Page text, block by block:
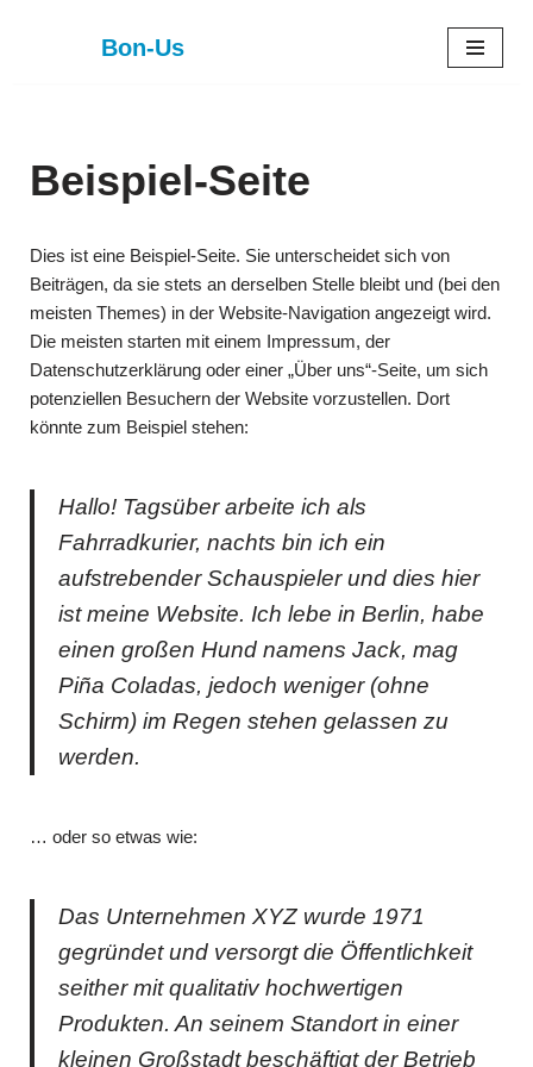
Bon-Us
Beispiel-Seite
Dies ist eine Beispiel-Seite. Sie unterscheidet sich von
Beiträgen, da sie stets an derselben Stelle bleibt und (bei den
meisten Themes) in der Website-Navigation angezeigt wird.
Die meisten starten mit einem Impressum, der
Datenschutzerklärung oder einer „Über uns“-Seite, um sich
potenziellen Besuchern der Website vorzustellen. Dort
könnte zum Beispiel stehen:
Hallo! Tagsüber arbeite ich als
Fahrradkurier, nachts bin ich ein
aufstrebender Schauspieler und dies hier
ist meine Website. Ich lebe in Berlin, habe
einen großen Hund namens Jack, mag
Piña Coladas, jedoch weniger (ohne
Schirm) im Regen stehen gelassen zu
werden.
… oder so etwas wie:
Das Unternehmen XYZ wurde 1971
gegründet und versorgt die Öffentlichkeit
seither mit qualitativ hochwertigen
Produkten. An seinem Standort in einer
kleinen Großstadt beschäftigt der Betrieb